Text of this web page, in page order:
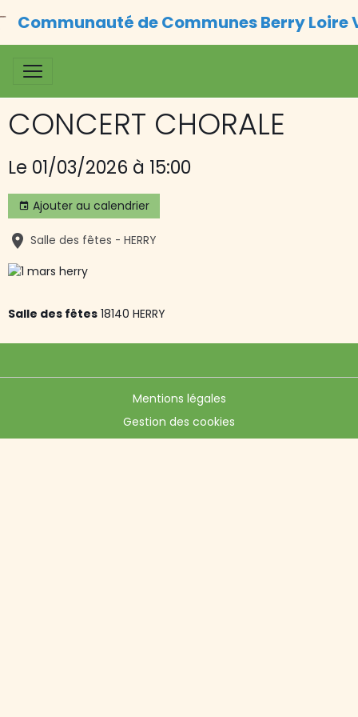
Communauté de Communes Berry Loire
CONCERT CHORALE
Le 01/03/2026 à 15:00
Ajouter au calendrier
Salle des fêtes - HERRY
Salle des fêtes 18140 HERRY
Mentions légales
Gestion des cookies